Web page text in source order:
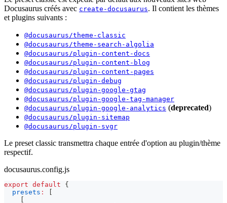
Docusaurus créés avec create-docusaurus. Il contient les thèmes
et plugins suivants :
@docusaurus/theme-classic
@docusaurus/theme-search-algolia
@docusaurus/plugin-content-docs
@docusaurus/plugin-content-blog
@docusaurus/plugin-content-pages
@docusaurus/plugin-debug
@docusaurus/plugin-google-gtag
@docusaurus/plugin-google-tag-manager
@docusaurus/plugin-google-analytics (deprecated)
@docusaurus/plugin-sitemap
@docusaurus/plugin-svgr
Le preset classic transmettra chaque entrée d'option au plugin/thème
respectif.
docusaurus.config.js
export default
{
presets :